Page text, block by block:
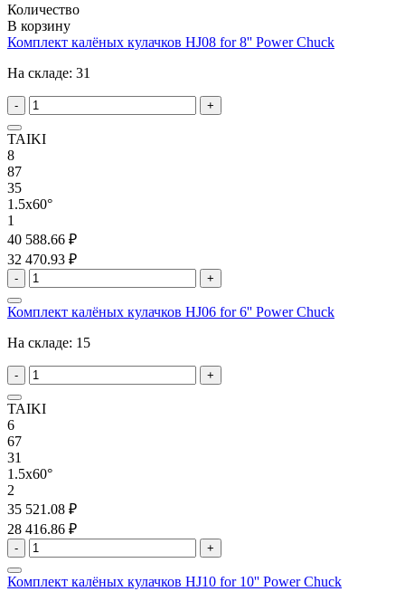
Количество
В корзину
Комплект калёных кулачков HJ08 for 8'' Power Chuck
На складе: 31
- +
TAIKI
8
87
35
1.5x60°
1
40 588.66 ₽
32 470.93 ₽
- +
Комплект калёных кулачков HJ06 for 6'' Power Chuck
На складе: 15
- +
TAIKI
6
67
31
1.5x60°
2
35 521.08 ₽
28 416.86 ₽
- +
Комплект калёных кулачков HJ10 for 10'' Power Chuck